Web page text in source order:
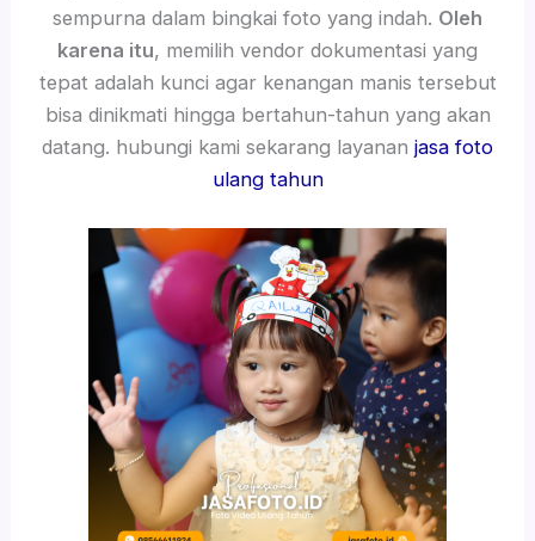
sempurna dalam bingkai foto yang indah. Oleh
karena itu, memilih vendor dokumentasi yang
tepat adalah kunci agar kenangan manis tersebut
bisa dinikmati hingga bertahun-tahun yang akan
datang. hubungi kami sekarang layanan jasa foto
ulang tahun